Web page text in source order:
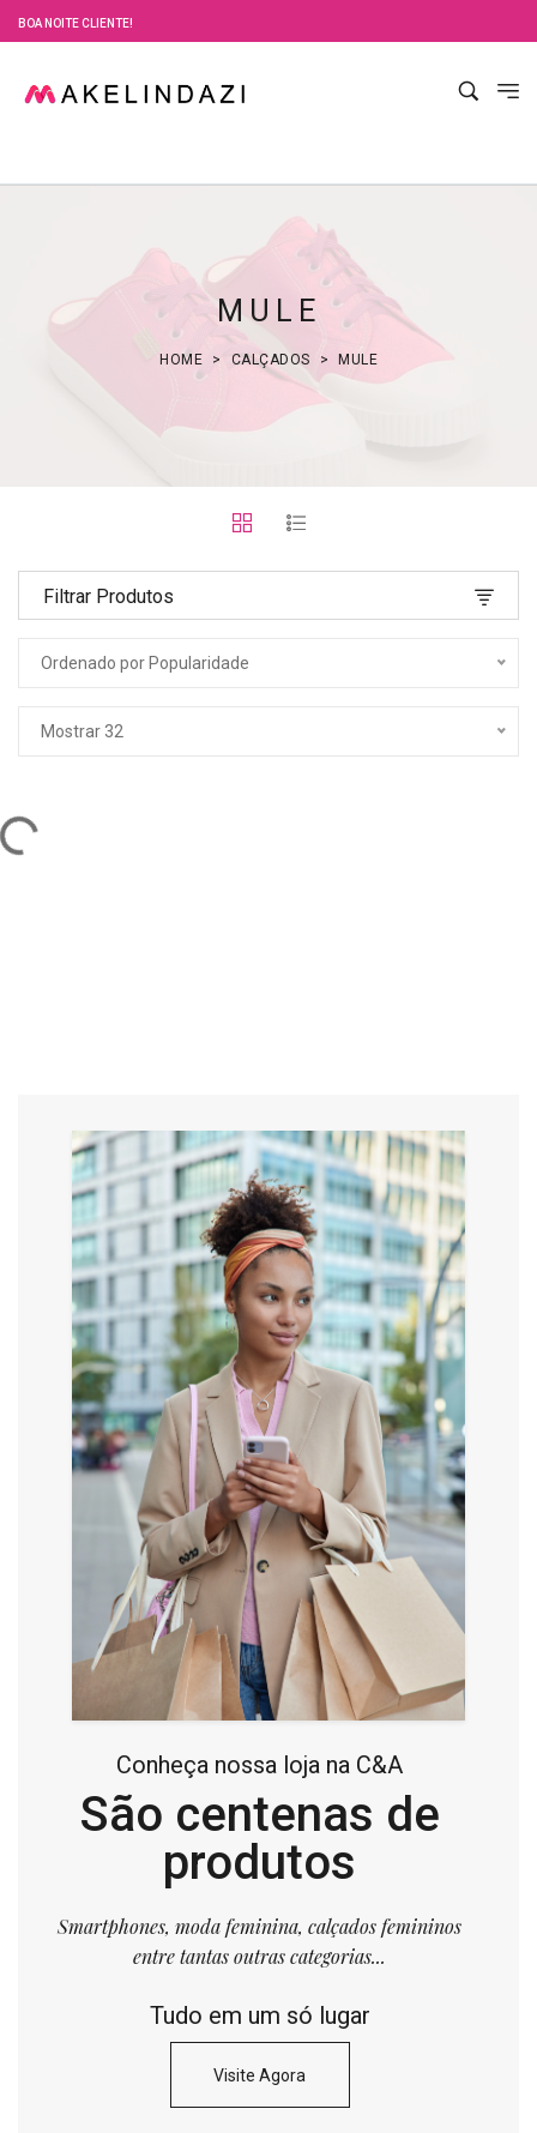
BOA NOITE CLIENTE!
MULE
HOME CALÇADOS MULE
Filtrar Produtos
Ordenado por Popularidade
Mostrar 32
Conheça nossa loja na C&A
São centenas de
produtos
Smartphones, moda feminina, calçados femininos
entre tantas outras categorias...
Tudo em um só lugar
Visite Agora